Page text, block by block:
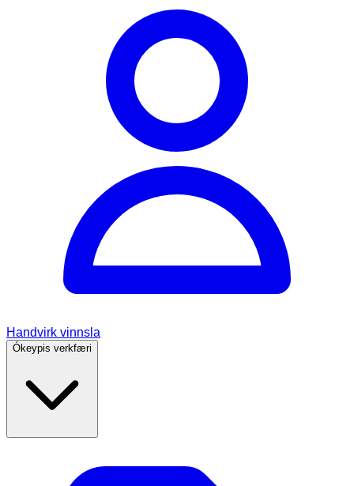
Handvirk vinnsla
Ókeypis verkfæri